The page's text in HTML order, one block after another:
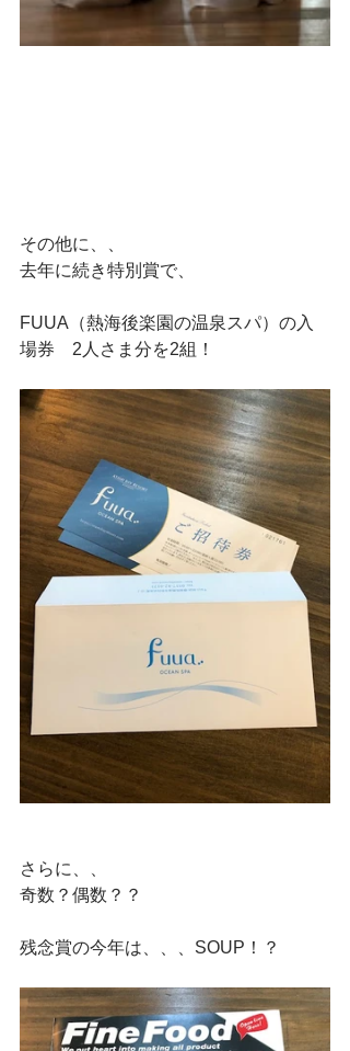
その他に、、
去年に続き特別賞で、
FUUA（熱海後楽園の温泉スパ）の入
場券　2人さま分を2組！
さらに、、
奇数？偶数？？
残念賞の今年は、、、SOUP！？